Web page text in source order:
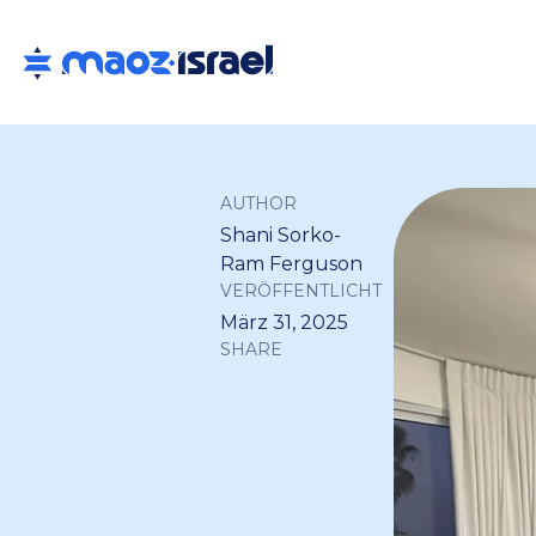
AUTHOR
Shani Sorko-
Ram Ferguson
VERÖFFENTLICHT
März 31, 2025
SHARE